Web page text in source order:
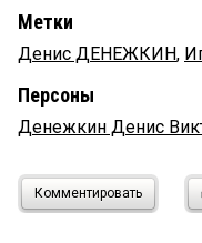
Метки
Денис ДЕНЕЖКИН,
Персоны
Денежкин Денис
Комментировать